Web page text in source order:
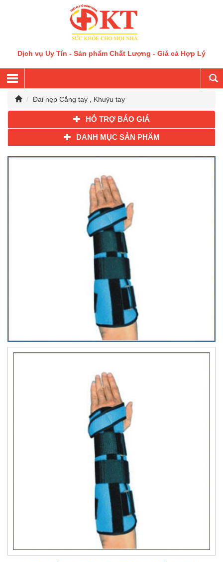
Dịch vụ Uy Tín - Sản phẩm Chất Lượng - Giá cả Hợp Lý
Đai nẹp Cẳng tay , Khuỷu tay
HỖ TRỢ BÁO GIÁ
DANH MỤC SẢN PHẨM